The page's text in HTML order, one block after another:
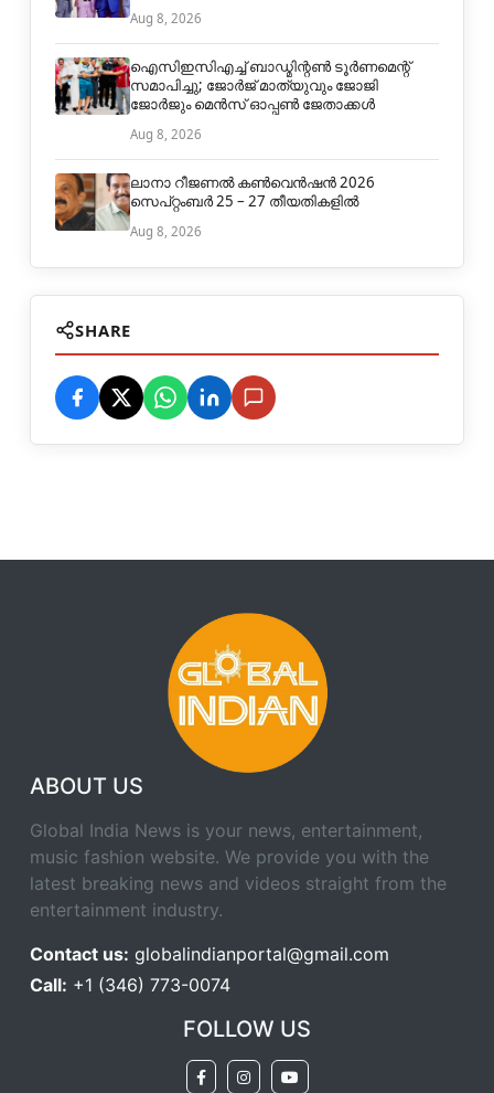
Aug 8, 2026
ഐസിഇസിഎച്ച് ബാഡ്മിന്റൺ ടൂർണമെന്റ്
സമാപിച്ചു; ജോർജ് മാത്യുവും ജോജി
ജോർജും മെൻസ് ഓപ്പൺ ജേതാക്കൾ
Aug 8, 2026
ലാനാ റീജണൽ കൺവെൻഷൻ 2026
സെപ്റ്റംബർ 25 – 27 തീയതികളിൽ
Aug 8, 2026
SHARE
ABOUT US
Global India News is your news, entertainment,
music fashion website. We provide you with the
latest breaking news and videos straight from the
entertainment industry.
Contact us: globalindianportal@gmail.com
Call: +1 (346) 773-0074
FOLLOW US